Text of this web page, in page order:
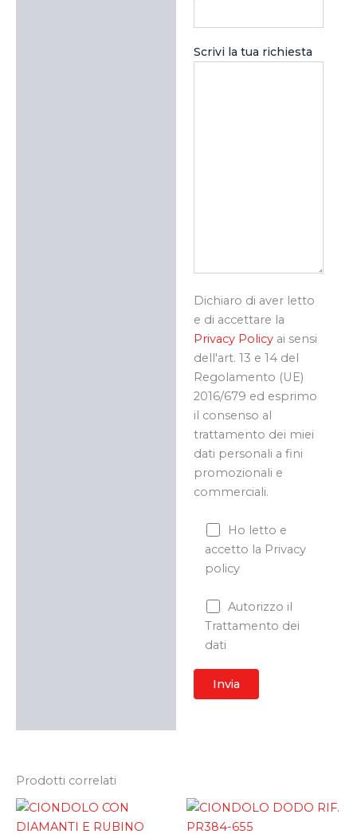
Scrivi la tua richiesta
Dichiaro di aver letto
e di accettare la
Privacy Policyai sensi
dell'art. 13 e 14 del
Regolamento (UE)
2016/679 ed esprimo
il consenso al
trattamento dei miei
dati personali a fini
promozionali e
commerciali.
Ho letto e
accetto la Privacy
policy
Autorizzo il
Trattamento dei
dati
Prodotti correlati